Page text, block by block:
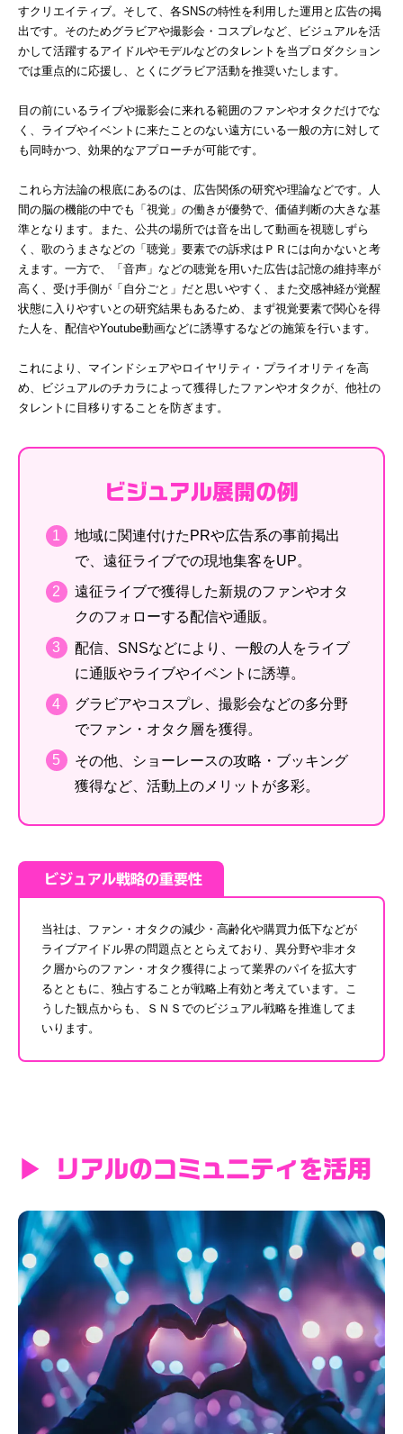
すクリエイティブ。そして、各SNSの特性を利用した運用と広告の掲
出です。そのためグラビアや撮影会・コスプレなど、ビジュアルを活
かして活躍するアイドルやモデルなどのタレントを当プロダクション
では重点的に応援し、とくにグラビア活動を推奨いたします。
目の前にいるライブや撮影会に来れる範囲のファンやオタクだけでな
く、ライブやイベントに来たことのない遠方にいる一般の方に対して
も同時かつ、効果的なアプローチが可能です。
これら方法論の根底にあるのは、広告関係の研究や理論などです。人
間の脳の機能の中でも「視覚」の働きが優勢で、価値判断の大きな基
準となります。また、公共の場所では音を出して動画を視聴しずら
く、歌のうまさなどの「聴覚」要素での訴求はＰＲには向かないと考
えます。一方で、「音声」などの聴覚を用いた広告は記憶の維持率が
高く、受け手側が「自分ごと」だと思いやすく、また交感神経が覚醒
状態に入りやすいとの研究結果もあるため、まず視覚要素で関心を得
た人を、配信やYoutube動画などに誘導するなどの施策を行います。
これにより、マインドシェアやロイヤリティ・プライオリティを高
め、ビジュアルのチカラによって獲得したファンやオタクが、他社の
タレントに目移りすることを防ぎます。
ビジュアル展開の例
地域に関連付けたPRや広告系の事前掲出
で、遠征ライブでの現地集客をUP。
遠征ライブで獲得した新規のファンやオタ
クのフォローする配信や通販。
配信、SNSなどにより、一般の人をライブ
に通販やライブやイベントに誘導。
グラビアやコスプレ、撮影会などの多分野
でファン・オタク層を獲得。
その他、ショーレースの攻略・ブッキング
獲得など、活動上のメリットが多彩。
ビジュアル戦略の重要性
当社は、ファン・オタクの減少・高齢化や購買力低下などが
ライブアイドル界の問題点ととらえており、異分野や非オタ
ク層からのファン・オタク獲得によって業界のパイを拡大す
るとともに、独占することが戦略上有効と考えています。こ
うした観点からも、ＳＮＳでのビジュアル戦略を推進してま
いります。
▶ リアルのコミュニティを活用